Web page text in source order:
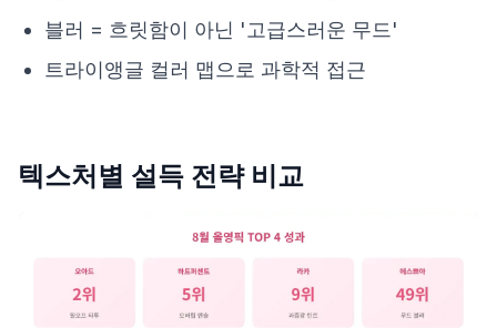
블러 = 흐릿함이 아닌 '고급스러운 무드'
트라이앵글 컬러 맵으로 과학적 접근
텍스처별 설득 전략 비교